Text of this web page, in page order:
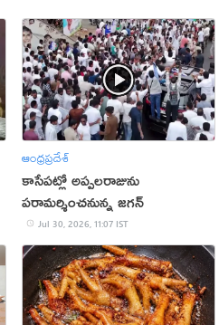
ఆంధ్రప్రదేశ్
కాసేపట్లో అప్పలరాజును
పరామర్శించనున్న జగన్
Jul 30, 2026, 11:07 IST